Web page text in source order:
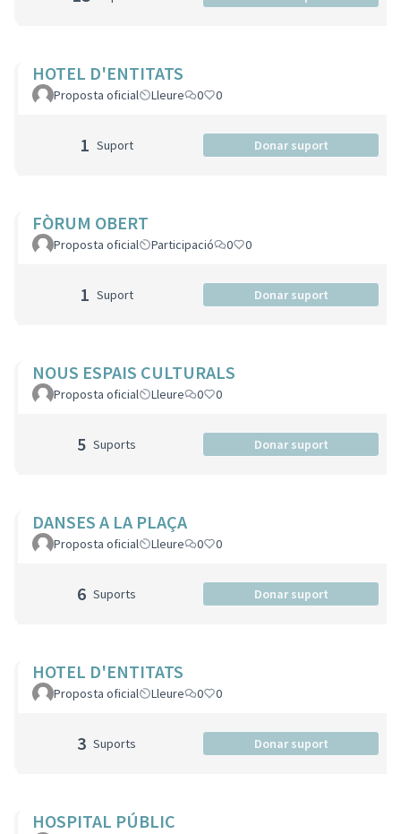
HOTEL D'ENTITATS
Proposta oficial Lleure 0 0
1 Suport Donar suport
FÒRUM OBERT
Proposta oficial Participació 0 0
1 Suport Donar suport
NOUS ESPAIS CULTURALS
Proposta oficial Lleure 0 0
5 Suports Donar suport
DANSES A LA PLAÇA
Proposta oficial Lleure 0 0
6 Suports Donar suport
HOTEL D'ENTITATS
Proposta oficial Lleure 0 0
3 Suports Donar suport
HOSPITAL PÚBLIC